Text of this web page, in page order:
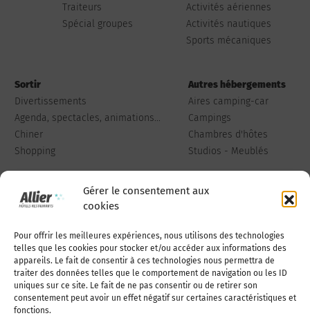
Gérer le consentement aux
cookies
Pour offrir les meilleures expériences, nous utilisons des technologies
telles que les cookies pour stocker et/ou accéder aux informations des
appareils. Le fait de consentir à ces technologies nous permettra de
traiter des données telles que le comportement de navigation ou les ID
uniques sur ce site. Le fait de ne pas consentir ou de retirer son
consentement peut avoir un effet négatif sur certaines caractéristiques et
fonctions.
Traiteurs
Spécial groupes
Activités aériennes
Activités nautiques
Sports mécaniques
Sortir
Divertissements
Agenda, spectacles, animations...
Chiner
Shopping
Autres hébergements
Aires camping-car
Campings
Chambres d'hôtes
Studios - Meublés
Qui sommes-nous Publiez votre annonce
Adhérer à l’association Nous contacter